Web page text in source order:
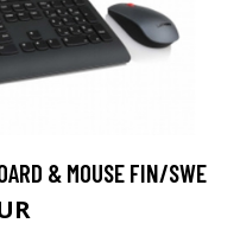
& MOUSE FIN/SWE